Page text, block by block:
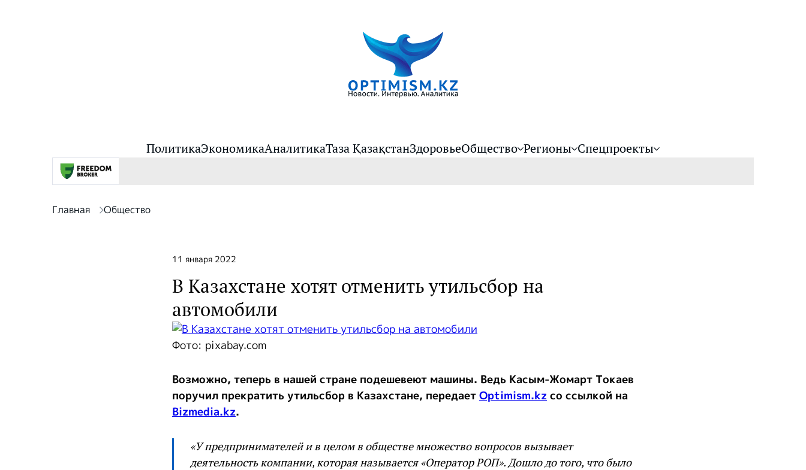
ПолитикаЭкономикаАналитикаТаза ҚазақстанЗдоровьеОбщество Регионы Спецпроекты
Главная Общество
11 января 2022
В Казахстане хотят отменить утильсбор на
автомобили
Фото: pixabay.com
Возможно, теперь в нашей стране подешевеют машины. Ведь Касым-Жомарт Токаев
поручил прекратить утильсбор в Казахстане, передаетOptimism.kz со ссылкой на
Bizmedia.kz.
«У предпринимателей и в целом в обществе множество вопросов вызывает
деятельность компании, которая называется «Оператор РОП». Дошло до того, что было